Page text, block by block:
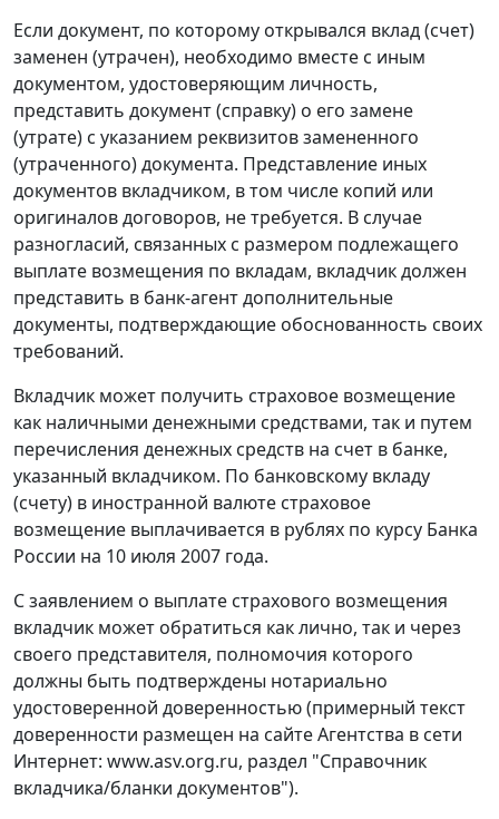
Если документ, по которому открывался вклад (счет)
заменен (утрачен), необходимо вместе с иным
документом, удостоверяющим личность,
представить документ (справку) о его замене
(утрате) с указанием реквизитов замененного
(утраченного) документа. Представление иных
документов вкладчиком, в том числе копий или
оригиналов договоров, не требуется. В случае
разногласий, связанных с размером подлежащего
выплате возмещения по вкладам, вкладчик должен
представить в банк-агент дополнительные
документы, подтверждающие обоснованность своих
требований.
Вкладчик может получить страховое возмещение
как наличными денежными средствами, так и путем
перечисления денежных средств на счет в банке,
указанный вкладчиком. По банковскому вкладу
(счету) в иностранной валюте страховое
возмещение выплачивается в рублях по курсу Банка
России на 10 июля 2007 года.
С заявлением о выплате страхового возмещения
вкладчик может обратиться как лично, так и через
своего представителя, полномочия которого
должны быть подтверждены нотариально
удостоверенной доверенностью (примерный текст
доверенности размещен на сайте Агентства в сети
Интернет: www.asv.org.ru, раздел "Справочник
вкладчика/бланки документов").